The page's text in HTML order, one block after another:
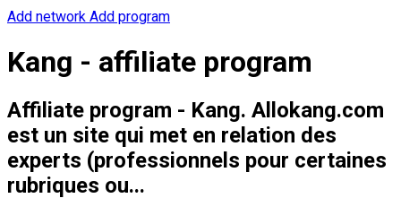
Add network Add program
Kang - affiliate program
Affiliate program - Kang. Allokang.com
est un site qui met en relation des
experts (professionnels pour certaines
rubriques ou...